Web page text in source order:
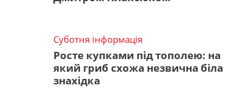
Суботня інформація
Росте купками під тополею: на
який гриб схожа незвична біла
знахідка